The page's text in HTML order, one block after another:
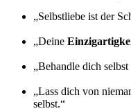
„Selbstliebe ist der
„Deine
„Behandle dich
„Lass dich von
selbst.“